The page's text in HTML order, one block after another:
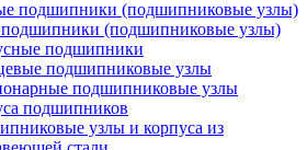
(подшипниковые узлы)
подшипники
подшипниковые узлы
подшипниковые узлы
подшипников
узлы и корпуса из